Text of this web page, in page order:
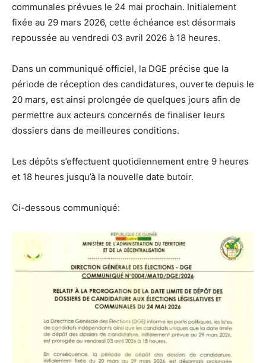
communales prévues le 24 mai prochain. Initialement
fixée au 29 mars 2026, cette échéance est désormais
repoussée au vendredi 03 avril 2026 à 18 heures.
Dans un communiqué officiel, la DGE précise que la
période de réception des candidatures, ouverte depuis le
20 mars, est ainsi prolongée de quelques jours afin de
permettre aux acteurs concernés de finaliser leurs
dossiers dans de meilleures conditions.
Les dépôts s’effectuent quotidiennement entre 9 heures
et 18 heures jusqu’à la nouvelle date butoir.
Ci-dessous communiqué: